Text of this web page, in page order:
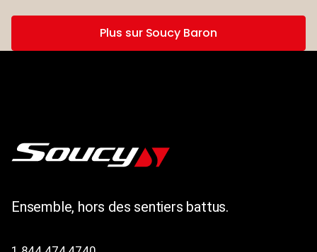
Plus sur Soucy Baron
Ensemble, hors des sentiers battus.